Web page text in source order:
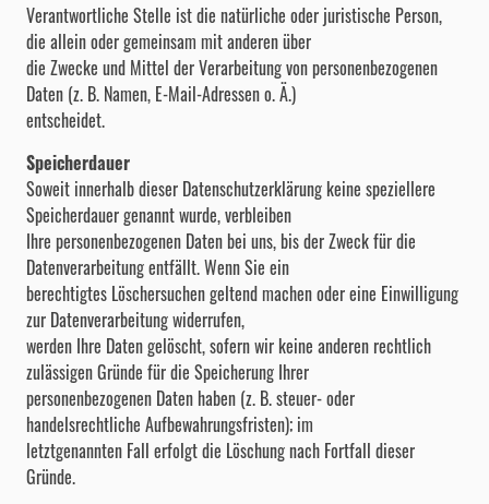
Verantwortliche Stelle ist die natürliche oder juristische Person,
die allein oder gemeinsam mit anderen über
die Zwecke und Mittel der Verarbeitung von personenbezogenen
Daten (z. B. Namen, E-Mail-Adressen o. Ä.)
entscheidet.
Speicherdauer
Soweit innerhalb dieser Datenschutzerklärung keine speziellere
Speicherdauer genannt wurde, verbleiben
Ihre personenbezogenen Daten bei uns, bis der Zweck für die
Datenverarbeitung entfällt. Wenn Sie ein
berechtigtes Löschersuchen geltend machen oder eine Einwilligung
zur Datenverarbeitung widerrufen,
werden Ihre Daten gelöscht, sofern wir keine anderen rechtlich
zulässigen Gründe für die Speicherung Ihrer
personenbezogenen Daten haben (z. B. steuer- oder
handelsrechtliche Aufbewahrungsfristen); im
letztgenannten Fall erfolgt die Löschung nach Fortfall dieser
Gründe.